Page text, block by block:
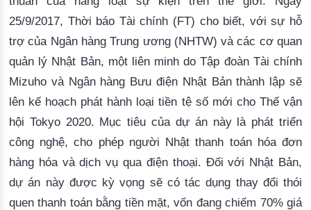
25/9/2017, Thời báo Tài chính (FT) cho biết, với sự hỗ
trợ của Ngân hàng Trung ương (NHTW) và các cơ quan
quản lý Nhật Bản, một liên minh do Tập đoàn Tài chính
Mizuho và Ngân hàng Bưu điện Nhật Bản thành lập sẽ
lên kế hoạch phát hành loại tiền tệ số mới cho Thế vận
hội Tokyo 2020. Mục tiêu của dự án này là phát triển
công nghệ, cho phép người Nhật thanh toán hóa đơn
hàng hóa và dịch vụ qua điện thoại. Đối với Nhật Bản,
dự án này được kỳ vọng sẽ có tác dụng thay đổi thói
quen thanh toán bằng tiền mặt, vốn đang chiếm 70% giá